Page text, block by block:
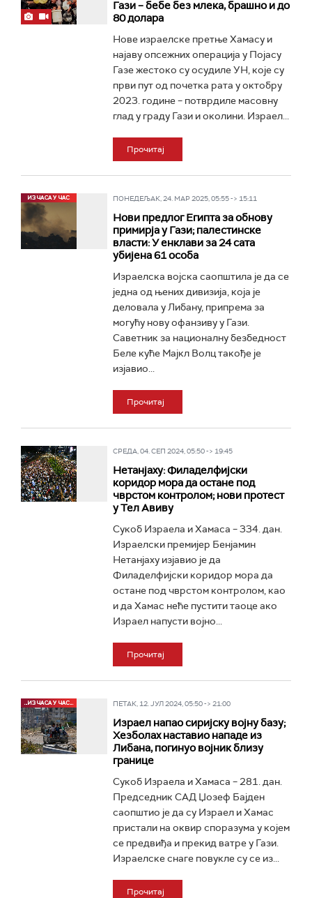
Гази – бебе без млека, брашно и до
80 долара
Нове израелске претње Хамасу и
најаву опсежних операција у Појасу
Газе жестоко су осудиле УН, које су
први пут од почетка рата у октобру
2023. године – потврдиле масовну
глад у граду Гази и околини. Израел...
Прочитај
ПОНЕДЕЉАК, 24. МАР 2025, 05:55 -> 15:11
Нови предлог Египта за обнову
примирја у Гази; палестинске
власти: У енклави за 24 сата
убијена 61 особа
Израелска војска саопштила је да се
једна од њених дивизија, која је
деловала у Либану, припрема за
могућу нову офанзиву у Гази.
Саветник за националну безбедност
Беле куће Мајкл Волц такође је
изјавио...
Прочитај
СРЕДА, 04. СЕП 2024, 05:50 -> 19:45
Нетанјаху: Филаделфијски
коридор мора да остане под
чврстом контролом; нови протест
у Тел Авиву
Сукоб Израела и Хамаса – 334. дан.
Израелски премијер Бенјамин
Нетанјаху изјавио је да
Филаделфијски коридор мора да
остане под чврстом контролом, као
и да Хамас неће пустити таоце ако
Израел напусти војно...
Прочитај
ПЕТАК, 12. ЈУЛ 2024, 05:50 -> 21:00
Израел напао сиријску војну базу;
Хезболах наставио нападе из
Либана, погинуо војник близу
границе
Сукоб Израела и Хамаса – 281. дан.
Председник САД Џозеф Бајден
саопштио је да су Израел и Хамас
пристали на оквир споразума у којем
се предвиђа и прекид ватре у Гази.
Израелске снаге повукле су се из...
Прочитај